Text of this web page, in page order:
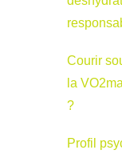
Courir
la
?
Profil